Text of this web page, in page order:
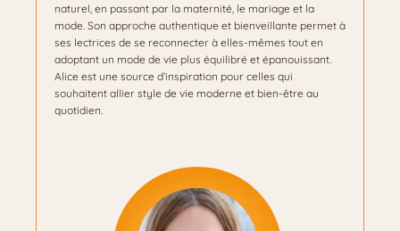
naturel, en passant par la maternité, le mariage et la
mode. Son approche authentique et bienveillante permet à
ses lectrices de se reconnecter à elles-mêmes tout en
adoptant un mode de vie plus équilibré et épanouissant.
Alice est une source d’inspiration pour celles qui
souhaitent allier style de vie moderne et bien-être au
quotidien.